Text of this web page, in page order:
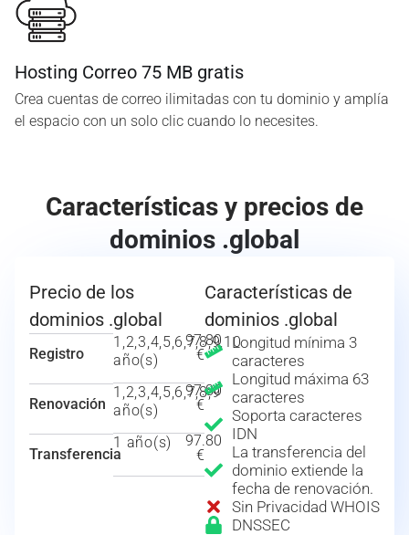
Hosting Correo 75 MB gratis
Crea cuentas de correo ilimitadas con tu dominio y amplía
el espacio con un solo clic cuando lo necesites.
Características y precios de
dominios .global
Precio de los
dominios .global
Registro
1,2,3,4,5,6,7,8,9,10
año(s)
97.80
€
Renovación
1,2,3,4,5,6,7,8,9
año(s)
97.80
€
Transferencia
1 año(s)
97.80
€
Características de
dominios .global
Longitud mínima 3
caracteres
Longitud máxima 63
caracteres
Soporta caracteres
IDN
La transferencia del
dominio extiende la
fecha de renovación.
Sin Privacidad WHOIS
DNSSEC